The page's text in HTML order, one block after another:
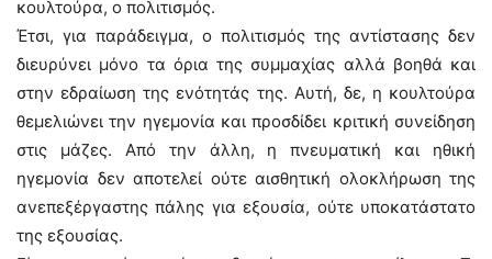
κουλτούρα, ο πολιτισμός.
Έτσι, για παράδειγμα, ο πολιτισμός της αντίστασης δεν
διευρύνει μόνο τα όρια της συμμαχίας αλλά βοηθά και
στην εδραίωση της ενότητάς της. Αυτή, δε, η κουλτούρα
θεμελιώνει την ηγεμονία και προσδίδει κριτική συνείδηση
στις μάζες. Από την άλλη, η πνευματική και ηθική
ηγεμονία δεν αποτελεί ούτε αισθητική ολοκλήρωση της
ανεπεξέργαστης πάλης για εξουσία, ούτε υποκατάστατο
της εξουσίας.